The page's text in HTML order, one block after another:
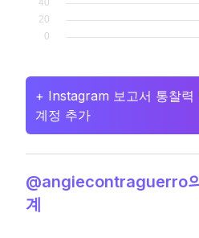
+ Instagram 보고서 통찰력
계정 추가
@angiecontraguerro
계